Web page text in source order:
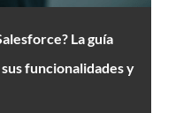
La guía
funcionalidades y